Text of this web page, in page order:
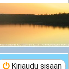
Kirjaudu sisään